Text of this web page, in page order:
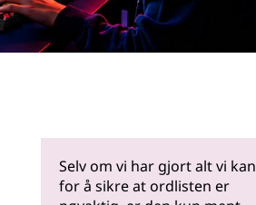
Selv om vi har gjort alt vi kan
for å sikre at ordlisten er